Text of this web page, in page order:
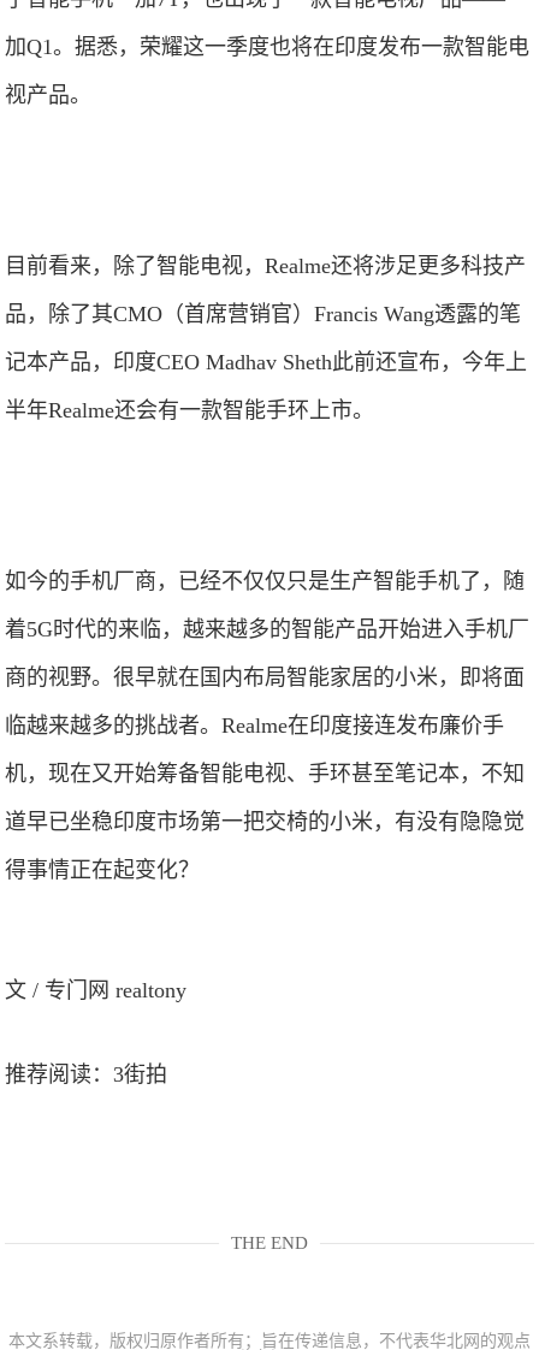
加Q1。据悉，荣耀这一季度也将在印度发布一款智能电
视产品。
目前看来，除了智能电视，Realme还将涉足更多科技产
品，除了其CMO（首席营销官）Francis Wang透露的笔
记本产品，印度CEO Madhav Sheth此前还宣布，今年上
半年Realme还会有一款智能手环上市。
如今的手机厂商，已经不仅仅只是生产智能手机了，随
着5G时代的来临，越来越多的智能产品开始进入手机厂
商的视野。很早就在国内布局智能家居的小米，即将面
临越来越多的挑战者。Realme在印度接连发布廉价手
机，现在又开始筹备智能电视、手环甚至笔记本，不知
道早已坐稳印度市场第一把交椅的小米，有没有隐隐觉
得事情正在起变化？
文 / 专门网 realtony
推荐阅读：3街拍
THE END
本文系转载，版权归原作者所有；旨在传递信息，不代表华北网的观点